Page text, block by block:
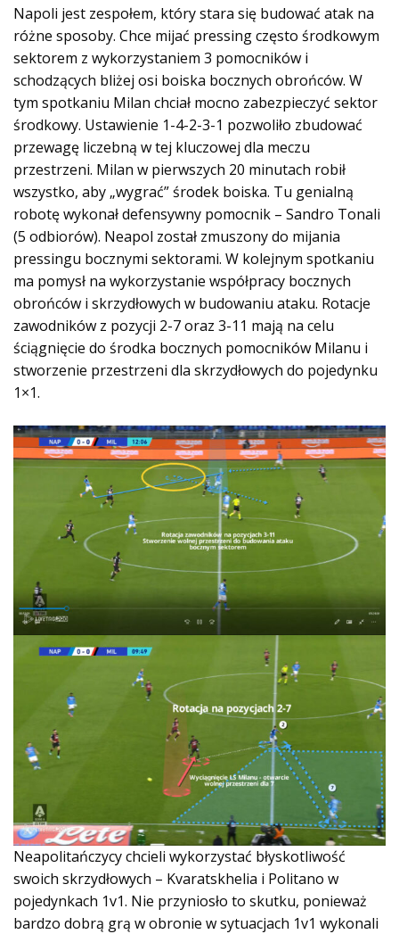
Napoli jest zespołem, który stara się budować atak na
różne sposoby. Chce mijać pressing często środkowym
sektorem z wykorzystaniem 3 pomocników i
schodzących bliżej osi boiska bocznych obrońców. W
tym spotkaniu Milan chciał mocno zabezpieczyć sektor
środkowy. Ustawienie 1-4-2-3-1 pozwoliło zbudować
przewagę liczebną w tej kluczowej dla meczu
przestrzeni. Milan w pierwszych 20 minutach robił
wszystko, aby „wygrać” środek boiska. Tu genialną
robotę wykonał defensywny pomocnik – Sandro Tonali
(5 odbiorów). Neapol został zmuszony do mijania
pressingu bocznymi sektorami. W kolejnym spotkaniu
ma pomysł na wykorzystanie współpracy bocznych
obrońców i skrzydłowych w budowaniu ataku. Rotacje
zawodników z pozycji 2-7 oraz 3-11 mają na celu
ściągnięcie do środka bocznych pomocników Milanu i
stworzenie przestrzeni dla skrzydłowych do pojedynku
1×1.
Neapolitańczycy chcieli wykorzystać błyskotliwość
swoich skrzydłowych – Kvaratskhelia i Politano w
pojedynkach 1v1. Nie przyniosło to skutku, ponieważ
bardzo dobrą grą w obronie w sytuacjach 1v1 wykonali